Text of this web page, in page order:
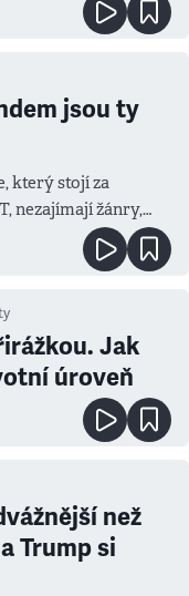
jsou ty
který stojí za
nezajímají žánry,
Jak
úroveň
než
Trump si